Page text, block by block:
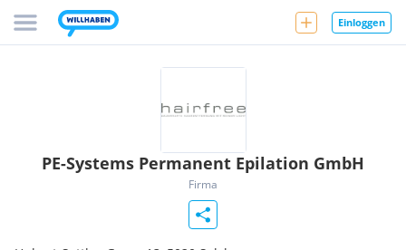
Einloggen
PE-Systems Permanent Epilation GmbH
Firma